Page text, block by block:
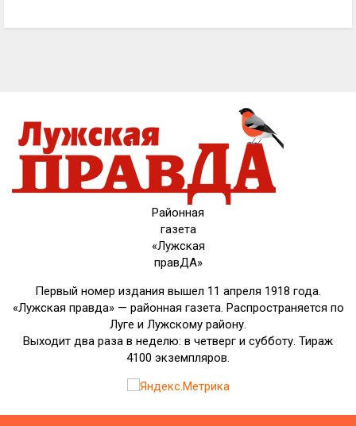
Районная
газета
«Лужская
правДА»
Первый номер издания вышел 11 апреля 1918 года.
«Лужская правда» — районная газета. Распространяется по
Луге и Лужскому району.
Выходит два раза в неделю: в четверг и субботу. Тираж
4100 экземпляров.